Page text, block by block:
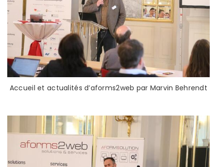
Accueil et actualités d’aforms2web par Marvin Behrendt